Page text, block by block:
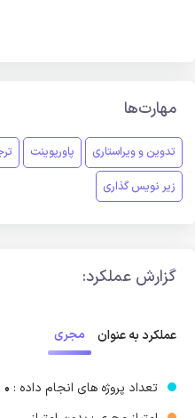
مهارت‌ها
تدوین و ویراستاری پاورپوینت
زیر نویس گذاری
گزارش عملکرد:
عملکرد به عنوان مجری
تعداد پروژه های انجام داده : 0